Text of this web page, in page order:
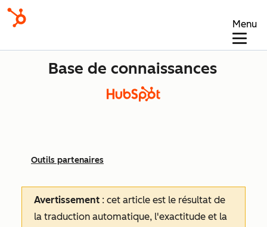
Menu
Base de connaissances
Outils partenaires
Avertissement : cet article est le résultat de
la traduction automatique, l'exactitude et la